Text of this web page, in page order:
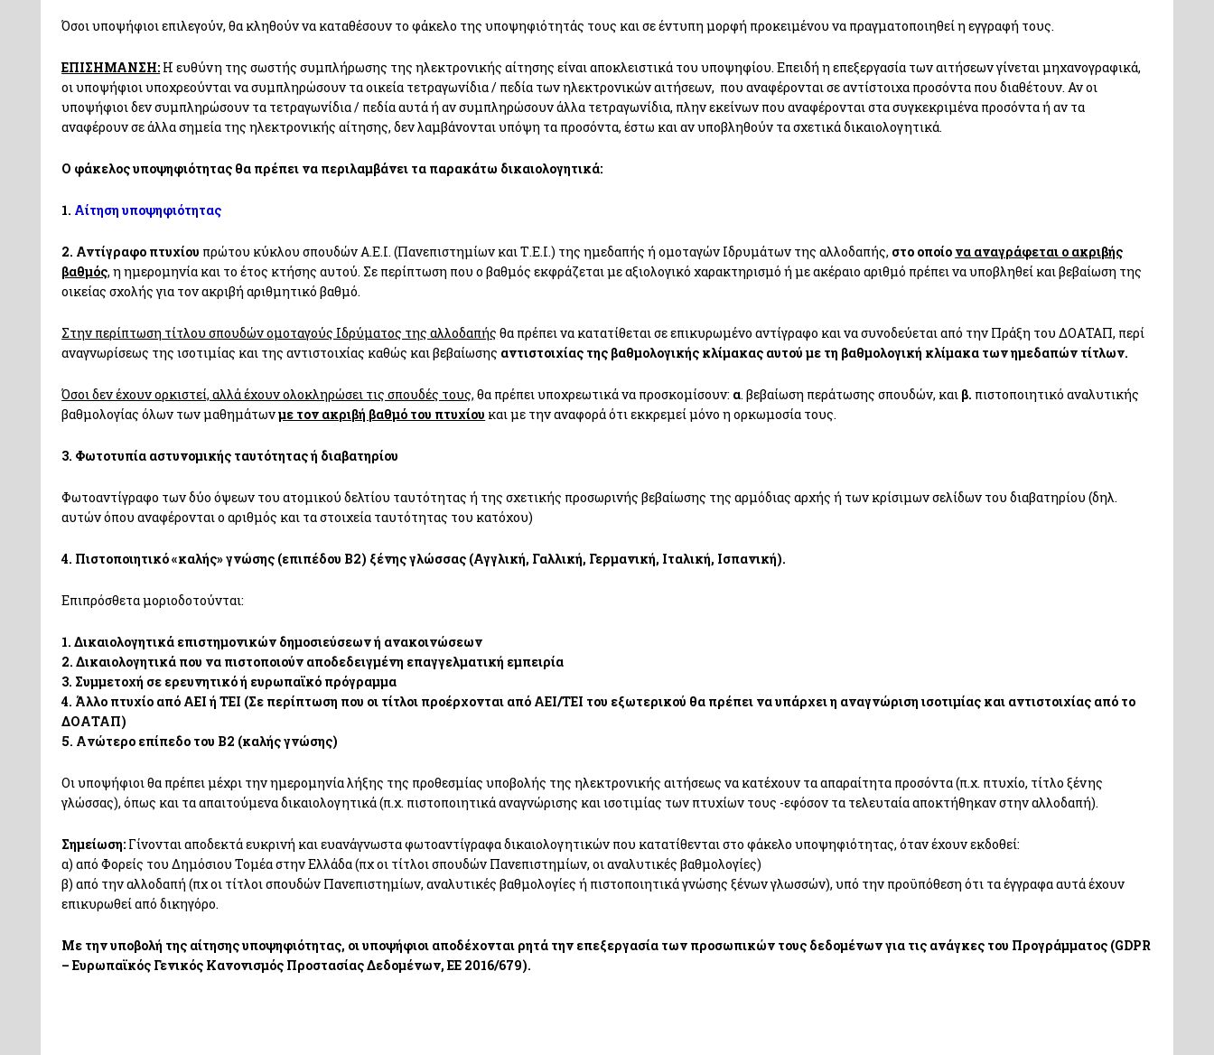
Όσοι υποψήφιοι επιλεγούν, θα κληθούν να καταθέσουν το φάκελο της υποψηφιότητάς τους και σε έντυπη μορφή προκειμένου να πραγματοποιηθεί η εγγραφή τους.
ΕΠΙΣΗΜΑΝΣΗ: Η ευθύνη της σωστής συμπλήρωσης της ηλεκτρονικής αίτησης είναι αποκλειστικά του υποψηφίου. Επειδή η επεξεργασία των αιτήσεων γίνεται μηχανογραφικά,
οι υποψήφιοι υποχρεούνται να συμπληρώσουν τα οικεία τετραγωνίδια / πεδία των ηλεκτρονικών αιτήσεων, που αναφέρονται σε αντίστοιχα προσόντα που διαθέτουν. Αν οι
υποψήφιοι δεν συμπληρώσουν τα τετραγωνίδια / πεδία αυτά ή αν συμπληρώσουν άλλα τετραγωνίδια, πλην εκείνων που αναφέρονται στα συγκεκριμένα προσόντα ή αν τα
αναφέρουν σε άλλα σημεία της ηλεκτρονικής αίτησης, δεν λαμβάνονται υπόψη τα προσόντα, έστω και αν υποβληθούν τα σχετικά δικαιολογητικά.
Ο φάκελος υποψηφιότητας θα πρέπει να περιλαμβάνει τα παρακάτω δικαιολογητικά:
1. Αίτηση υποψηφιότητας
2. Αντίγραφο πτυχίου πρώτου κύκλου σπουδών Α.Ε.Ι. (Πανεπιστημίων και Τ.Ε.Ι.) της ημεδαπής ή ομοταγών Ιδρυμάτων της αλλοδαπής, στο οποίο να αναγράφεται ο ακριβής
βαθμός, η ημερομηνία και το έτος κτήσης αυτού. Σε περίπτωση που ο βαθμός εκφράζεται με αξιολογικό χαρακτηρισμό ή με ακέραιο αριθμό πρέπει να υποβληθεί και βεβαίωση της
οικείας σχολής για τον ακριβή αριθμητικό βαθμό.
Στην περίπτωση τίτλου σπουδών ομοταγούς Ιδρύματος της αλλοδαπής θα πρέπει να κατατίθεται σε επικυρωμένο αντίγραφο και να συνοδεύεται από την Πράξη του ΔΟΑΤΑΠ, περί
αναγνωρίσεως της ισοτιμίας και της αντιστοιχίας καθώς και βεβαίωσης αντιστοιχίας της βαθμολογικής κλίμακας αυτού με τη βαθμολογική κλίμακα των ημεδαπών τίτλων.
Όσοι δεν έχουν ορκιστεί, αλλά έχουν ολοκληρώσει τις σπουδές τους, θα πρέπει υποχρεωτικά να προσκομίσουν: α. βεβαίωση περάτωσης σπουδών, και β. πιστοποιητικό αναλυτικής
βαθμολογίας όλων των μαθημάτωνμε τον ακριβή βαθμό του πτυχίου και με την αναφορά ότι εκκρεμεί μόνο η ορκωμοσία τους.
3. Φωτοτυπία αστυνομικής ταυτότητας ή διαβατηρίου
Φωτοαντίγραφο των δύο όψεων του ατομικού δελτίου ταυτότητας ή της σχετικής προσωρινής βεβαίωσης της αρμόδιας αρχής ή των κρίσιμων σελίδων του διαβατηρίου (δηλ.
αυτών όπου αναφέρονται ο αριθμός και τα στοιχεία ταυτότητας του κατόχου)
4. Πιστοποιητικό «καλής» γνώσης (επιπέδου Β2) ξένης γλώσσας (Αγγλική, Γαλλική, Γερμανική, Ιταλική, Ισπανική).
Επιπρόσθετα μοριοδοτούνται:
1. Δικαιολογητικά επιστημονικών δημοσιεύσεων ή ανακοινώσεων
2. Δικαιολογητικά που να πιστοποιούν αποδεδειγμένη επαγγελματική εμπειρία
3. Συμμετοχή σε ερευνητικό ή ευρωπαϊκό πρόγραμμα
4. Άλλο πτυχίο από ΑΕΙ ή ΤΕΙ (Σε περίπτωση που οι τίτλοι προέρχονται από ΑΕΙ/ΤΕΙ του εξωτερικού θα πρέπει να υπάρχει η αναγνώριση ισοτιμίας και αντιστοιχίας από το
ΔΟΑΤΑΠ)
5. Aνώτερο επίπεδο του Β2 (καλής γνώσης)
Οι υποψήφιοι θα πρέπει μέχρι την ημερομηνία λήξης της προθεσμίας υποβολής της ηλεκτρονικής αιτήσεως να κατέχουν τα απαραίτητα προσόντα (π.χ. πτυχίο, τίτλο ξένης
γλώσσας), όπως και τα απαιτούμενα δικαιολογητικά (π.χ. πιστοποιητικά αναγνώρισης και ισοτιμίας των πτυχίων τους -εφόσον τα τελευταία αποκτήθηκαν στην αλλοδαπή).
Σημείωση: Γίνονται αποδεκτά ευκρινή και ευανάγνωστα φωτοαντίγραφα δικαιολογητικών που κατατίθενται στο φάκελο υποψηφιότητας, όταν έχουν εκδοθεί:
α) από Φορείς του Δημόσιου Τομέα στην Ελλάδα (πχ οι τίτλοι σπουδών Πανεπιστημίων, οι αναλυτικές βαθμολογίες)
β) από την αλλοδαπή (πχ οι τίτλοι σπουδών Πανεπιστημίων, αναλυτικές βαθμολογίες ή πιστοποιητικά γνώσης ξένων γλωσσών), υπό την προϋπόθεση ότι τα έγγραφα αυτά έχουν
επικυρωθεί από δικηγόρο.
Με την υποβολή της αίτησης υποψηφιότητας, οι υποψήφιοι αποδέχονται ρητά την επεξεργασία των προσωπικών τους δεδομένων για τις ανάγκες του Προγράμματος (GDPR
– Ευρωπαϊκός Γενικός Κανονισμός Προστασίας Δεδομένων, ΕΕ 2016/679).